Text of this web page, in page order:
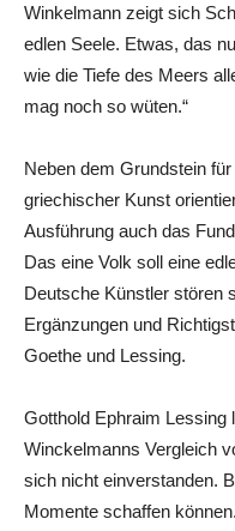
Winkelmann zeigt sich
edlen Seele. Etwas, das
wie die Tiefe des Meers
mag noch so wüten.“
Neben dem Grundstein
griechischer Kunst
Ausführung auch das
Das eine Volk soll eine
Deutsche Künstler stören
Ergänzungen und
Goethe und Lessing.
Gotthold Ephraim Lessing
Winckelmanns Vergleich
sich nicht einverstanden.
Momente schaffen